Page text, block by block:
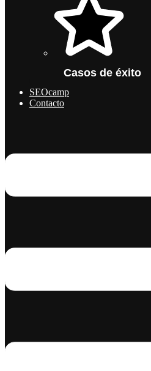
Casos de éxito
SEOcamp
Contacto